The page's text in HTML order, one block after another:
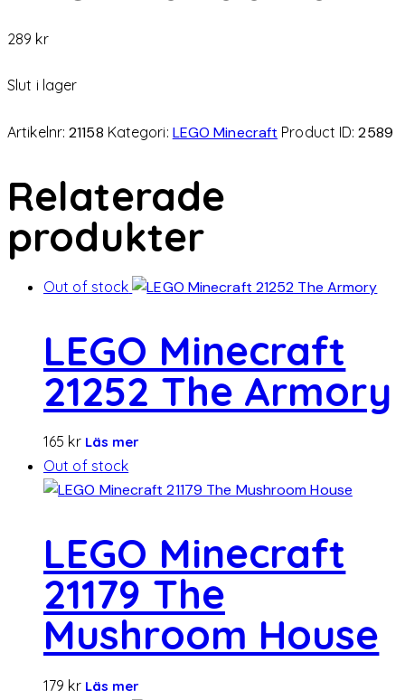
289 kr
Slut i lager
Artikelnr:21158 Kategori: LEGO Minecraft Product ID:2589
Relaterade
produkter
Out of stock
LEGO Minecraft
21252 The Armory
165 kr Läs mer
Out of stock
LEGO Minecraft
21179 The
Mushroom House
179 kr Läs mer